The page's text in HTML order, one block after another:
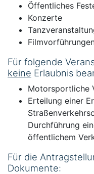
Öffentliches
Konzerte
Für folgende
keine Erlaubnis
Motorsportliche
Erteilung einer
Durchführung
öffentlichem
Für die
Dokumente: